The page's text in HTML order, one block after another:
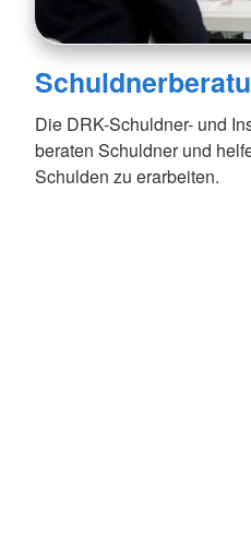
Die DRK-Schuldner- und
beraten Schuldner und
Schulden zu erarbeiten.